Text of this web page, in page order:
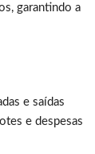
garantindo a
e saídas
e despesas